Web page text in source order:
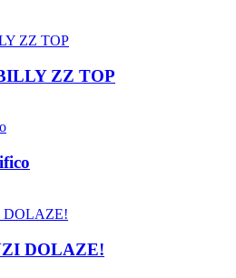
ZZ TOP
DOLAZE!